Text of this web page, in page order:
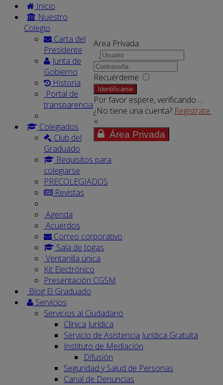
Area Privada
Recuérdeme
Identificarse
Por favor espere, verificando ...
¿No tiene una cuenta? Registrate
×
Área Privada
Inicio
Nuestro
Colegio
Carta del
Presidente
Junta de
Gobierno
Historia
Portal de
transparencia
Colegiados
Club del
Graduado
Requisitos para
colegiarse
PRECOLEGIADOS
Revistas
Agenda
Acuerdos
Correo corporativo
Sala de togas
Ventanilla única
Kit Electrónico
Presentación CGSM
Blog El Graduado
Servicios
Servicios al Ciudadano
Clínica Jurídica
Servicio de Asistencia Jurídica Gratuita
Instituto de Mediación
Difusión
Seguridad y Salud de Personas
Canal de Denuncias